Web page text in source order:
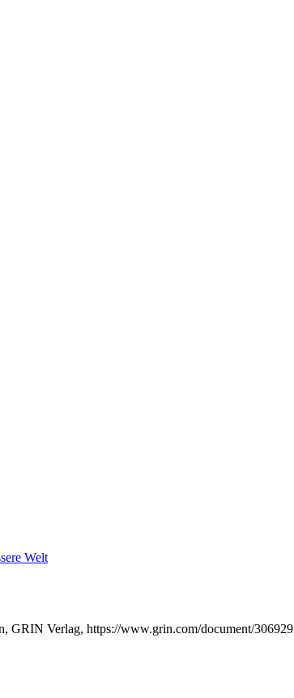
Welt
GRIN Verlag, https://www.grin.com/document/306929